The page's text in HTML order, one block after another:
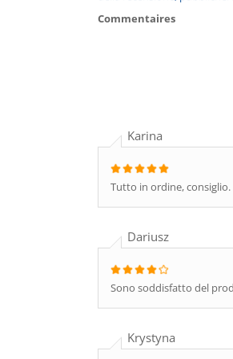
Commentaires
Karina
Tutto in ordine, consiglio.
Dariusz
Sono soddisfatto del
Krystyna